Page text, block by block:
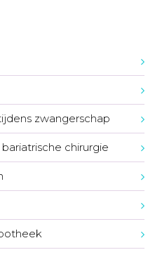
zwangerschap
chirurgie